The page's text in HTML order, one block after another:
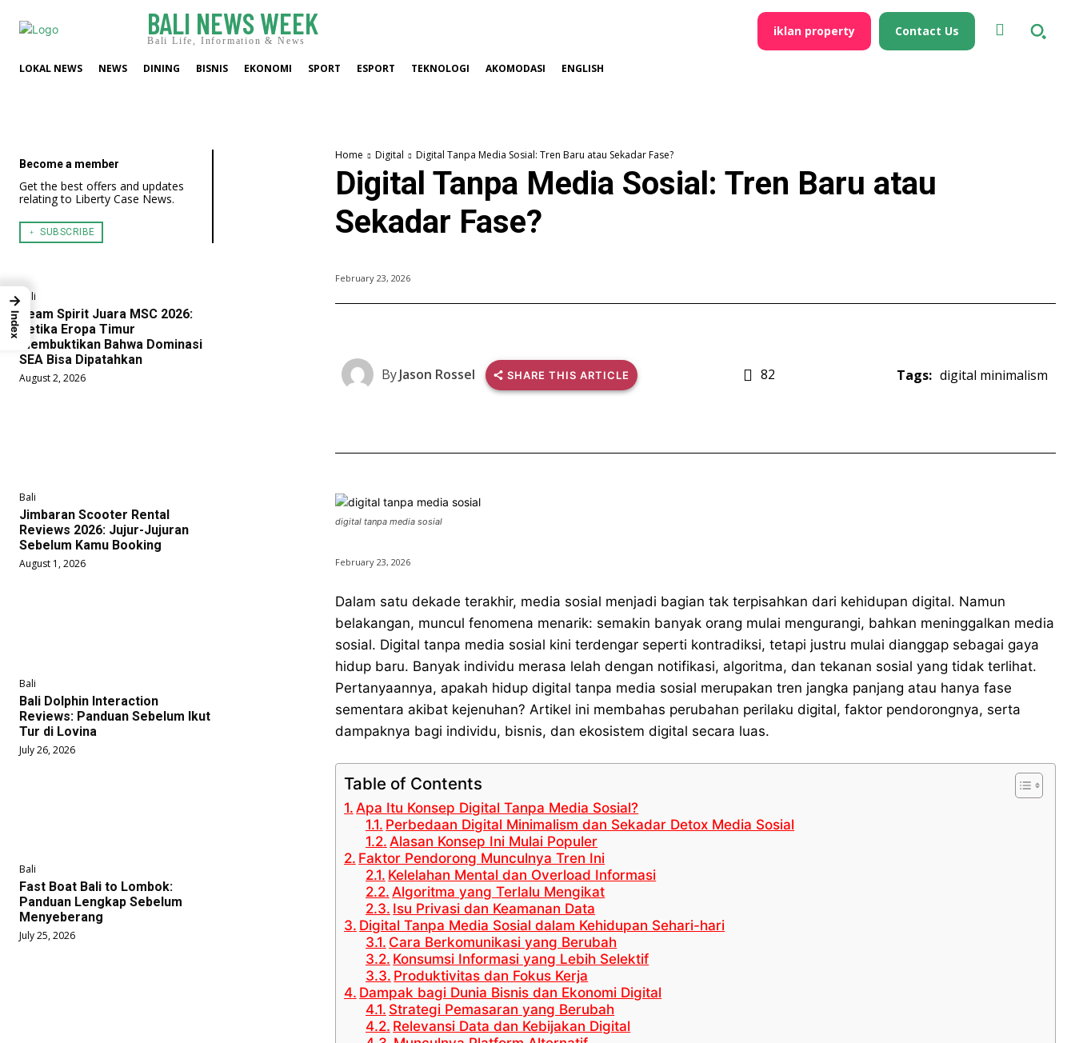
BALI NEWS WEEK
Bali Life, Information & News
iklan property Contact Us
LOKAL NEWS NEWS DINING BISNIS EKONOMI SPORT ESPORT TEKNOLOGI AKOMODASI ENGLISH
Become a member
Get the best offers and updates
relating to Liberty Case News.
﹢ SUBSCRIBE
Bali
Team Spirit Juara MSC 2026:
Ketika Eropa Timur
Membuktikan Bahwa Dominasi
SEA Bisa Dipatahkan
August 2, 2026
Bali
Jimbaran Scooter Rental
Reviews 2026: Jujur-Jujuran
Sebelum Kamu Booking
August 1, 2026
Bali
Bali Dolphin Interaction
Reviews: Panduan Sebelum Ikut
Tur di Lovina
July 26, 2026
Bali
Fast Boat Bali to Lombok:
Panduan Lengkap Sebelum
Menyeberang
July 25, 2026
Home Digital Digital Tanpa Media Sosial: Tren Baru atau Sekadar Fase?
Digital Tanpa Media Sosial: Tren Baru atau
Sekadar Fase?
February 23, 2026
ByJason Rossel SHARE THIS ARTICLE 82 Tags: digital minimalism
digital tanpa media sosial
February 23, 2026
Dalam satu dekade terakhir, media sosial menjadi bagian tak terpisahkan dari kehidupan digital. Namun
belakangan, muncul fenomena menarik: semakin banyak orang mulai mengurangi, bahkan meninggalkan media
sosial. Digital tanpa media sosial kini terdengar seperti kontradiksi, tetapi justru mulai dianggap sebagai gaya
hidup baru. Banyak individu merasa lelah dengan notifikasi, algoritma, dan tekanan sosial yang tidak terlihat.
Pertanyaannya, apakah hidup digital tanpa media sosial merupakan tren jangka panjang atau hanya fase
sementara akibat kejenuhan? Artikel ini membahas perubahan perilaku digital, faktor pendorongnya, serta
dampaknya bagi individu, bisnis, dan ekosistem digital secara luas.
Table of Contents
Apa Itu Konsep Digital Tanpa Media Sosial?
Perbedaan Digital Minimalism dan Sekadar Detox Media Sosial
Alasan Konsep Ini Mulai Populer
Faktor Pendorong Munculnya Tren Ini
Kelelahan Mental dan Overload Informasi
Algoritma yang Terlalu Mengikat
Isu Privasi dan Keamanan Data
Digital Tanpa Media Sosial dalam Kehidupan Sehari-hari
Cara Berkomunikasi yang Berubah
Konsumsi Informasi yang Lebih Selektif
Produktivitas dan Fokus Kerja
Dampak bagi Dunia Bisnis dan Ekonomi Digital
Strategi Pemasaran yang Berubah
Relevansi Data dan Kebijakan Digital
→
Index